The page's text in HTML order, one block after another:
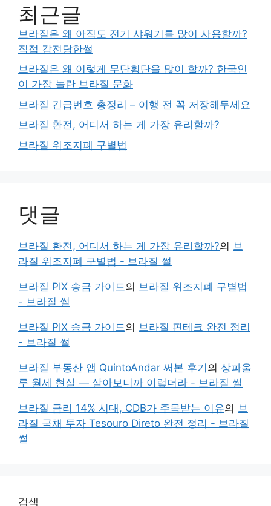
최근글
브라질은 왜 아직도 전기 샤워기를 많이 사용할까?
직접 감전당한썰
브라질은 왜 이렇게 무단횡단을 많이 할까? 한국인
이 가장 놀란 브라질 문화
브라질 긴급번호 총정리 – 여행 전 꼭 저장해두세요
브라질 환전, 어디서 하는 게 가장 유리할까?
브라질 위조지폐 구별법
댓글
브라질 환전, 어디서 하는 게 가장 유리할까?의 브
라질 위조지폐 구별법 - 브라질 썰
브라질 PIX 송금 가이드의 브라질 위조지폐 구별법
- 브라질 썰
브라질 PIX 송금 가이드의 브라질 핀테크 완전 정리
- 브라질 썰
브라질 부동산 앱 QuintoAndar 써본 후기의 상파울
루 월세 현실 — 살아보니까 이렇더라 - 브라질 썰
브라질 금리 14% 시대, CDB가 주목받는 이유의 브
라질 국채 투자 Tesouro Direto 완전 정리 - 브라질
썰
검색